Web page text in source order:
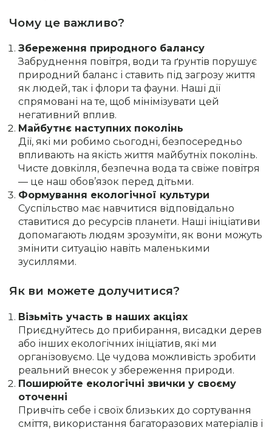
Чому це важливо?
Збереження природного балансу
Забруднення повітря, води та ґрунтів порушує
природний баланс і ставить під загрозу життя
як людей, так і флори та фауни. Наші дії
спрямовані на те, щоб мінімізувати цей
негативний вплив.
Майбутнє наступних поколінь
Дії, які ми робимо сьогодні, безпосередньо
впливають на якість життя майбутніх поколінь.
Чисте довкілля, безпечна вода та свіже повітря
— це наш обов’язок перед дітьми.
Формування екологічної культури
Суспільство має навчитися відповідально
ставитися до ресурсів планети. Наші ініціативи
допомагають людям зрозуміти, як вони можуть
змінити ситуацію навіть маленькими
зусиллями.
Як ви можете долучитися?
Візьміть участь в наших акціях
Приєднуйтесь до прибирання, висадки дерев
або інших екологічних ініціатив, які ми
організовуємо. Це чудова можливість зробити
реальний внесок у збереження природи.
Поширюйте екологічні звички у своєму
оточенні
Привчіть себе і своїх близьких до сортування
сміття, використання багаторазових матеріалів і